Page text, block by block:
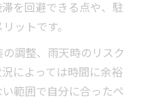
を回避できる点や、駐
ットです。
調整、雨天時のリスク
によっては時間に余裕
範囲で自分に合ったペ